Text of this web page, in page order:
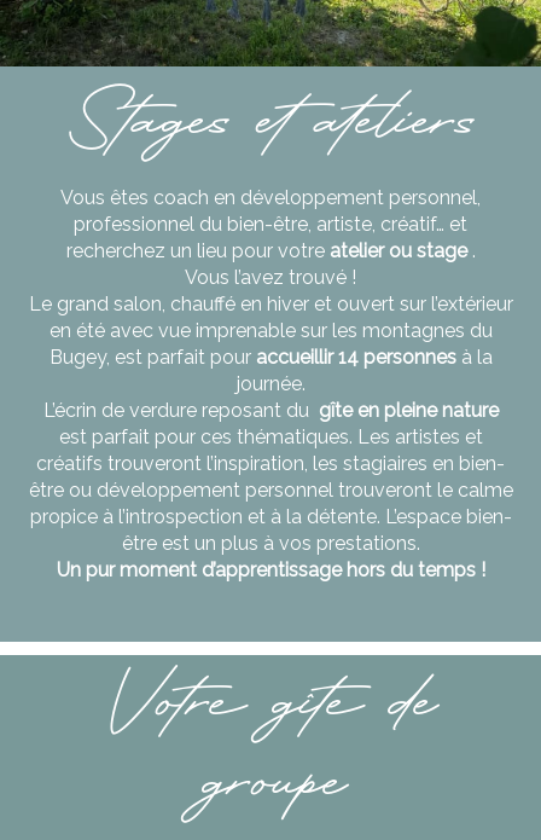
Stages et ateliers
Vous êtes coach en développement personnel,
professionnel du bien-être, artiste, créatif… et
recherchez un lieu pour votre atelier ou stage.
Vous l’avez trouvé !
Le grand salon, chauffé en hiver et ouvert sur l’extérieur
en été avec vue imprenable sur les montagnes du
Bugey, est parfait pour accueillir 14 personnesà la
journée.
L’écrin de verdure reposant du gîte enpleine nature
est parfait pour ces thématiques. Les artistes et
créatifs trouveront l’inspiration, les stagiaires en bien-
être ou développement personnel trouveront le calme
propice à l’introspection et à la détente. L’espace bien-
être est un plus à vos prestations.
Un pur moment d’apprentissage hors du temps !
Votre gîte de
groupe